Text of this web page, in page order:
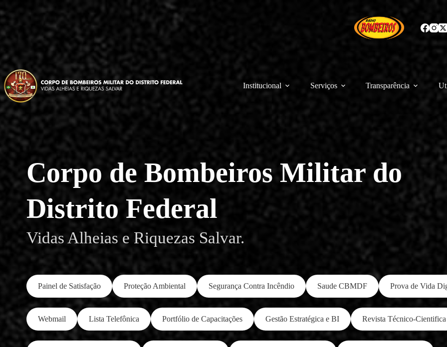
para
conteúdo
Institucional Serviços Transparência
Corpo de Bombeiros Militar do
Distrito Federal
Vidas Alheias e Riquezas Salvar.
Painel de Satisfação Proteção Ambiental Segurança Contra Incêndio Saude CBMDF Prova de Vida
Webmail Lista Telefônica Portfólio de Capacitações Gestão Estratégica e BI Revista Técnico-Cientifica